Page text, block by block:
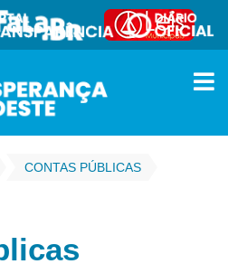
CONTAS PÚBLICAS